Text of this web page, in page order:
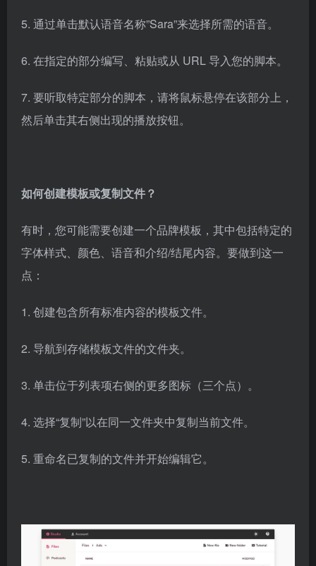
5. 通过单击默认语音名称”Sara”来选择所需的语音。
6. 在指定的部分编写、粘贴或从 URL 导入您的脚本。
7. 要听取特定部分的脚本，请将鼠标悬停在该部分上，
然后单击其右侧出现的播放按钮。
如何创建模板或复制文件？
有时，您可能需要创建一个品牌模板，其中包括特定的
字体样式、颜色、语音和介绍/结尾内容。要做到这一
点：
1. 创建包含所有标准内容的模板文件。
2. 导航到存储模板文件的文件夹。
3. 单击位于列表项右侧的更多图标（三个点）。
4. 选择“复制”以在同一文件夹中复制当前文件。
5. 重命名已复制的文件并开始编辑它。